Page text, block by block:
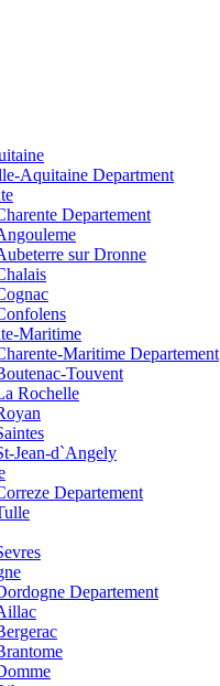
Aquitaine Department
Departement
sur Dronne
Maritime
Maritime Departement
Touvent
Rochelle
Jean-d`Angely
Departement
Departement